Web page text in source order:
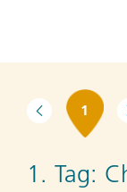
1
1. Tag: